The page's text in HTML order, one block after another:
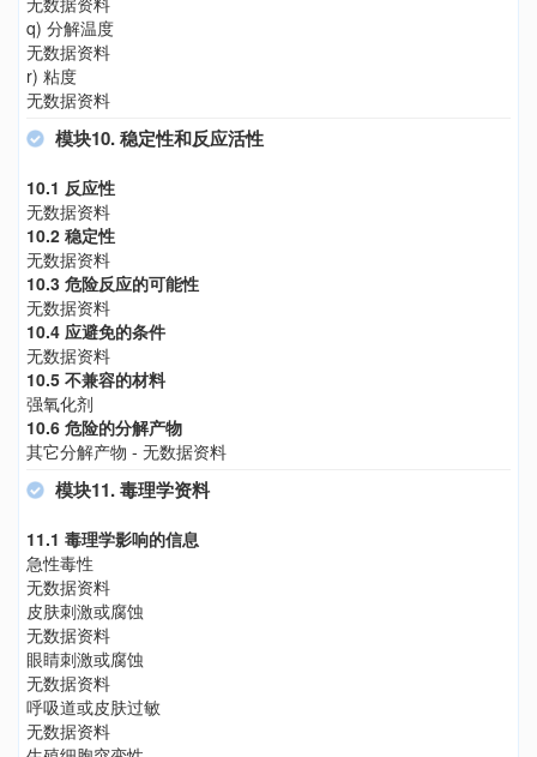
q) 分解温度
无数据资料
r) 粘度
无数据资料
模块10. 稳定性和反应活性
10.1 反应性
无数据资料
10.2 稳定性
无数据资料
10.3 危险反应的可能性
无数据资料
10.4 应避免的条件
无数据资料
10.5 不兼容的材料
强氧化剂
10.6 危险的分解产物
其它分解产物 - 无数据资料
模块11. 毒理学资料
11.1 毒理学影响的信息
急性毒性
无数据资料
皮肤刺激或腐蚀
无数据资料
眼睛刺激或腐蚀
无数据资料
呼吸道或皮肤过敏
无数据资料